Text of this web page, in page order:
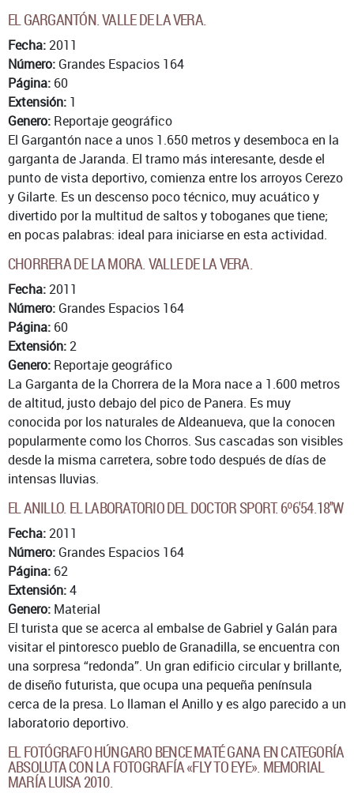
EL GARGANTÓN. VALLE DE LA VERA.
Fecha:2011
Número: Grandes Espacios 164
Página: 60
Extensión: 1
Genero: Reportaje geográfico
El Gargantón nace a unos 1.650 metros y desemboca en la
garganta de Jaranda. El tramo más interesante, desde el
punto de vista deportivo, comienza entre los arroyos Cerezo
y Gilarte. Es un descenso poco técnico, muy acuático y
divertido por la multitud de saltos y toboganes que tiene;
en pocas palabras: ideal para iniciarse en esta actividad.
CHORRERA DE LA MORA. VALLE DE LA VERA.
Fecha:2011
Número: Grandes Espacios 164
Página: 60
Extensión:2
Genero: Reportaje geográfico
La Garganta de la Chorrera de la Mora nace a 1.600 metros
de altitud, justo debajo del pico de Panera. Es muy
conocida por los naturales de Aldeanueva, que la conocen
popularmente como los Chorros. Sus cascadas son visibles
desde la misma carretera, sobre todo después de días de
intensas lluvias.
EL ANILLO. EL LABORATORIO DEL DOCTOR SPORT. 6º6'54.18''W
Fecha:2011
Número: Grandes Espacios 164
Página: 62
Extensión:4
Genero: Material
El turista que se acerca al embalse de Gabriel y Galán para
visitar el pintoresco pueblo de Granadilla, se encuentra con
una sorpresa “redonda”. Un gran edificio circular y brillante,
de diseño futurista, que ocupa una pequeña península
cerca de la presa. Lo llaman el Anillo y es algo parecido a un
laboratorio deportivo.
EL FOTÓGRAFO HÚNGARO BENCE MATÉ GANA EN CATEGORÍA
ABSOLUTA CON LA FOTOGRAFÍA «FLY TO EYE». MEMORIAL
MARÍA LUISA 2010.